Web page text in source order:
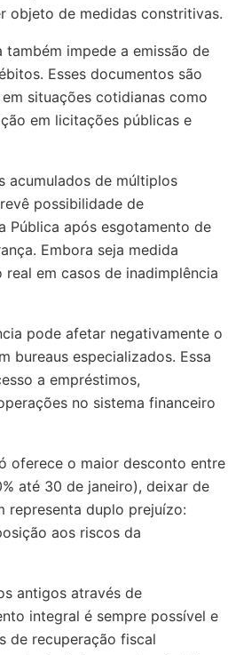
objeto de medidas constritivas.
impede a emissão de
Esses documentos são
situações cotidianas como
em licitações públicas e
acumulados de múltiplos
possibilidade de
Pública após esgotamento de
Embora seja medida
em casos de inadimplência
pode afetar negativamente o
bureaus especializados. Essa
a empréstimos,
no sistema financeiro
oferece o maior desconto entre
até 30 de janeiro), deixar de
representa duplo prejuízo:
aos riscos da
antigos através de
integral é sempre possível e
de recuperação fiscal